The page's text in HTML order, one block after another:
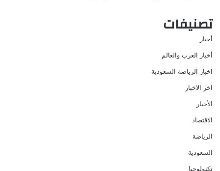
تصنيفات
أخبار
أخبار العرب والعالم
اخبار الرياضة السعودية
اخر الاخبار
الأخبار
الاقتصاد
الرياضة
السعودية
تكنولوجيا